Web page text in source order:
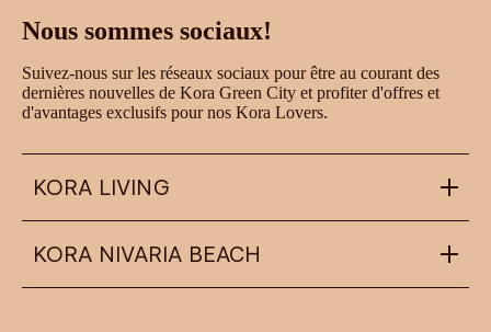
Nous sommes sociaux!
Suivez-nous sur les réseaux sociaux pour être au courant des
dernières nouvelles de Kora Green City et profiter d'offres et
d'avantages exclusifs pour nos Kora Lovers.
KORA LIVING
KORA NIVARIA BEACH
info@koraliving.com